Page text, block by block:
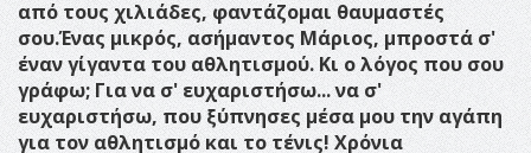
από τους χιλιάδες, φαντάζομαι θαυμαστές
σου.Ένας μικρός, ασήμαντος Μάριος, μπροστά σ'
έναν γίγαντα του αθλητισμού. Κι ο λόγος που σου
γράφω; Για να σ' ευχαριστήσω... να σ'
ευχαριστήσω, που ξύπνησες μέσα μου την αγάπη
για τον αθλητισμό και το τένις! Χρόνια